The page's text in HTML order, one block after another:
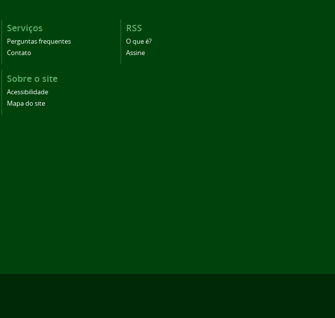
Serviços
Perguntas frequentes
Contato
RSS
O que é?
Assine
Sobre o site
Acessibilidade
Mapa do site